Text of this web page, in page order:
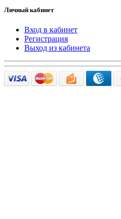
Личный кабинет
Вход в кабинет
Регистрация
Выход из кабинета